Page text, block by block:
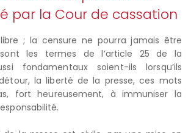
par la Cour de cassation
; la censure ne pourra jamais être
les termes de l’article 25 de la
fondamentaux soient-ils lorsqu’ils
la liberté de la presse, ces mots
fort heureusement, à immuniser la